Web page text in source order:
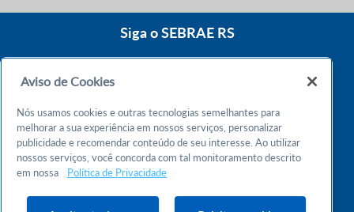
Siga o SEBRAE RS
Atendimento 24h
Chame no WhatsApp
Aviso de Cookies
Nós usamos cookies e outras tecnologias semelhantes para
melhorar a sua experiência em nossos serviços, personalizar
publicidade e recomendar conteúdo de seu interesse. Ao utilizar
nossos serviços, você concorda com tal monitoramento descrito
em nossa
Política de Privacidade